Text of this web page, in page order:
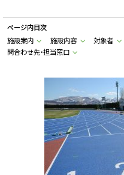
k
a
d
o
ページ内目次
施設案内
施設内容 対象者
問合わせ先・担当窓口